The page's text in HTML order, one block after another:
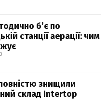
б’є по
станції аерації: чим
знищили
склад Intertop